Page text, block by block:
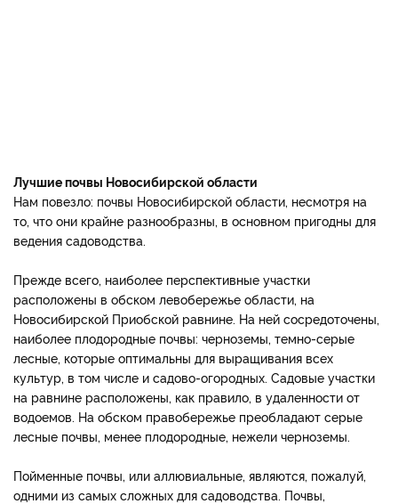
Лучшие почвы Новосибирской области
Нам повезло: почвы Новосибирской области, несмотря на
то, что они крайне разнообразны, в основном пригодны для
ведения садоводства.
Прежде всего, наиболее перспективные участки
расположены в обском левобережье области, на
Новосибирской Приобской равнине. На ней сосредоточены,
наиболее плодородные почвы: черноземы, темно-серые
лесные, которые оптимальны для выращивания всех
культур, в том числе и садово-огородных. Садовые участки
на равнине расположены, как правило, в удаленности от
водоемов. На обском правобережье преобладают серые
лесные почвы, менее плодородные, нежели черноземы.
Пойменные почвы, или аллювиальные, являются, пожалуй,
одними из самых сложных для садоводства. Почвы,